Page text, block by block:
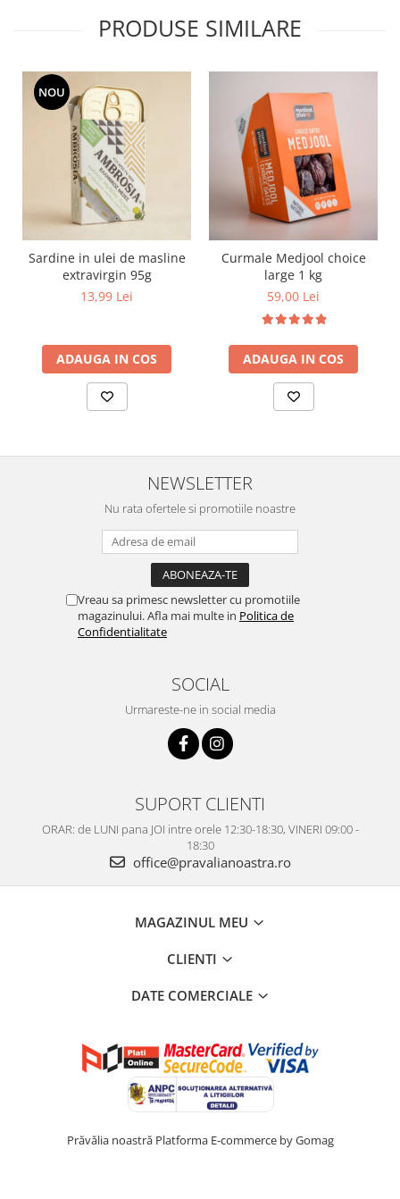
PRODUSE SIMILARE
NOU
Sardine in ulei de masline
extravirgin 95g
13,99 Lei
ADAUGA IN COS
Curmale Medjool choice
large 1 kg
59,00 Lei
ADAUGA IN COS
NEWSLETTER
Nu rata ofertele si promotiile noastre
Vreau sa primesc newsletter cu promotiile
magazinului. Afla mai multe in Politica de
Confidentialitate
SOCIAL
Urmareste-ne in social media
SUPORT CLIENTI
ORAR: de LUNI pana JOI intre orele 12:30-18:30, VINERI 09:00 -
18:30
office@pravalianoastra.ro
MAGAZINUL MEU
CLIENTI
DATE COMERCIALE
Prăvălia noastră Platforma E-commerce by Gomag